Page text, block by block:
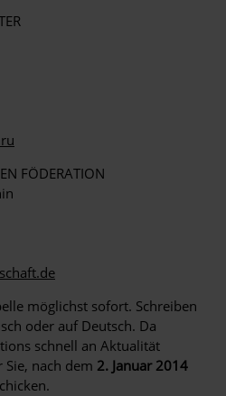
FÖDERATION
möglichst sofort. Schreiben
oder auf Deutsch. Da
schnell an Aktualität
nach dem 2. Januar 2014